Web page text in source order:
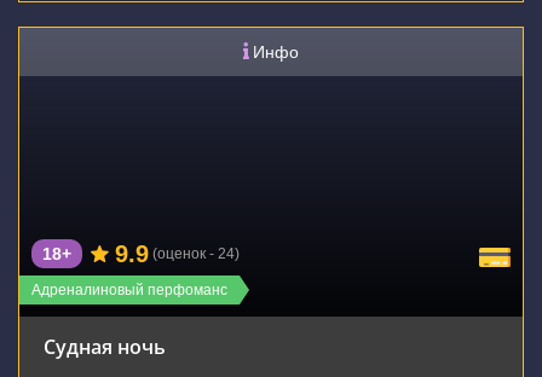
Инфо
Адреналиновый перфоманс
18+ 9.9 (оценок - 24)
Судная ночь